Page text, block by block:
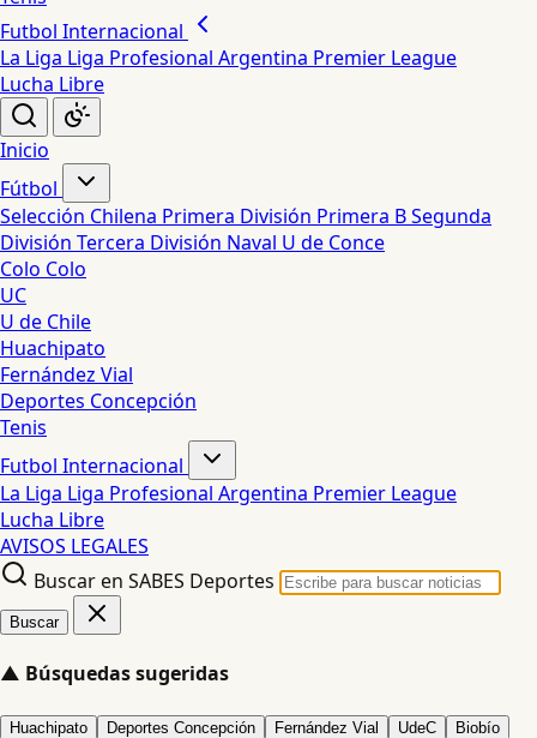
Futbol Internacional
La Liga Liga Profesional Argentina Premier League
Lucha Libre
Inicio
Fútbol
Selección Chilena Primera División Primera BSegunda
División Tercera División Naval U de Conce
Colo Colo
UC
U de Chile
Huachipato
Fernández Vial
Deportes Concepción
Tenis
Futbol Internacional
La Liga Liga Profesional Argentina Premier League
Lucha Libre
AVISOS LEGALES
Buscar en SABES Deportes
Buscar
▲ Búsquedas sugeridas
Huachipato Deportes Concepción Fernández Vial UdeC Biobío